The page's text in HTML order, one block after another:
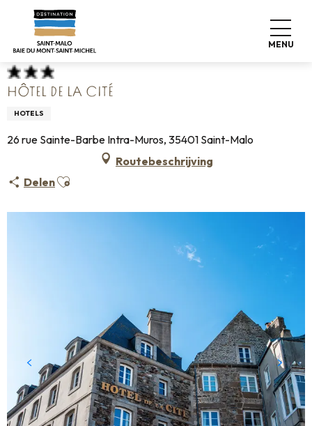
contenu
MENU
Home Koffers pakken
Hôtel de la Cité
HÔTEL DE LA CITÉ
HOTELS
26 rue Sainte-Barbe Intra-Muros, 35401 Saint-Malo
Routebeschrijving
DelenAjouter aux favoris